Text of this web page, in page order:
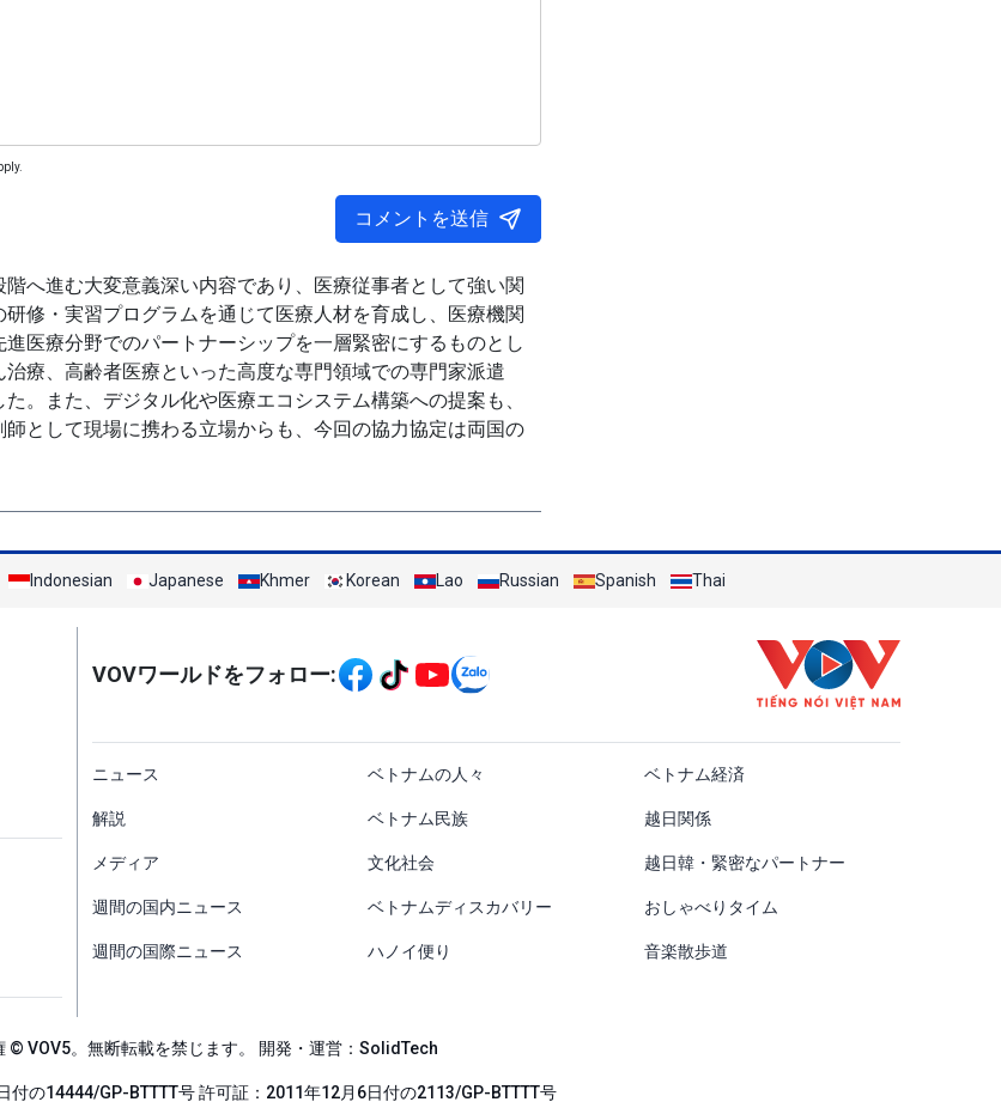
コメントを送信
へ進む大変意義深い内容であり、医療従事者として強い関
修・実習プログラムを通じて医療人材を育成し、医療機関
医療分野でのパートナーシップを一層緊密にするものとし
療、高齢者医療といった高度な専門領域での専門家派遣
。また、デジタル化や医療エコシステム構築への提案も、
として現場に携わる立場からも、今回の協力協定は両国の
Indonesian Japanese Khmer Korean Lao Russian Spanish Thai
VOVワールドをフォロー:
menu footer tiếng Nhật
ニュース ベトナムの人々 ベトナム経済
解説 ベトナム民族 越日関係
メディア 文化社会 越日韓・緊密なパートナー
週間の国内ニュース ベトナムディスカバリー おしゃべりタイム
週間の国際ニュース ハノイ便り 音楽散歩道
© VOV5。無断転載を禁じます。 開発・運営：SolidTech
付の14444/GP-BTTTT号 許可証：2011年12月6日付の2113/GP-BTTTT号